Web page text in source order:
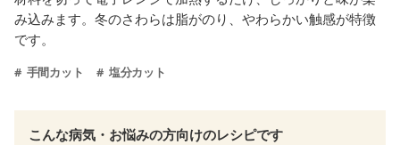
み込みます。冬のさわらは脂がのり、やわらかい触感が特徴
です。
手間カット 塩分カット
こんな病気・お悩みの方向けのレシピです